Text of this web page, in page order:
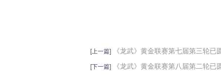
[上一篇] 《龙武》黄金联赛第七届第三轮已
[下一篇] 《龙武》黄金联赛第八届第二轮已